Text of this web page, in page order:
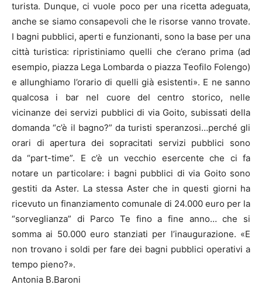
turista. Dunque, ci vuole poco per una ricetta adeguata,
anche se siamo consapevoli che le risorse vanno trovate.
I bagni pubblici, aperti e funzionanti, sono la base per una
città turistica: ripristiniamo quelli che c’erano prima (ad
esempio, piazza Lega Lombarda o piazza Teofilo Folengo)
e allunghiamo l’orario di quelli già esistenti». E ne sanno
qualcosa i bar nel cuore del centro storico, nelle
vicinanze dei servizi pubblici di via Goito, subissati della
domanda “c’è il bagno?” da turisti speranzosi…perché gli
orari di apertura dei sopracitati servizi pubblici sono
da “part-time”. E c’è un vecchio esercente che ci fa
notare un particolare: i bagni pubblici di via Goito sono
gestiti da Aster. La stessa Aster che in questi giorni ha
ricevuto un finanziamento comunale di 24.000 euro per la
“sorveglianza” di Parco Te fino a fine anno… che si
somma ai 50.000 euro stanziati per l’inaugurazione. «E
non trovano i soldi per fare dei bagni pubblici operativi a
tempo pieno?».
Antonia B.Baroni